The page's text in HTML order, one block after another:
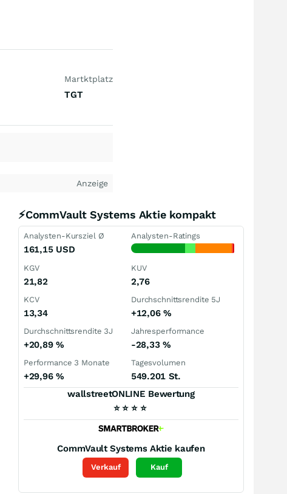
Martktplatz
TGT
Anzeige
⚡CommVault Systems Aktie kompakt
Analysten-Kursziel Ø
161,15 USD
Analysten-Ratings
KGV
21,82
KUV
2,76
KCV
13,34
Durchschnittsrendite 5J
+12,06 %
Durchschnittsrendite 3J
+20,89 %
Jahresperformance
-28,33 %
Performance 3 Monate
+29,96 %
Tagesvolumen
549.201 St.
wallstreetONLINE Bewertung
⭐ ⭐ ⭐ ⭐
CommVault Systems Aktie kaufen
Verkauf Kauf